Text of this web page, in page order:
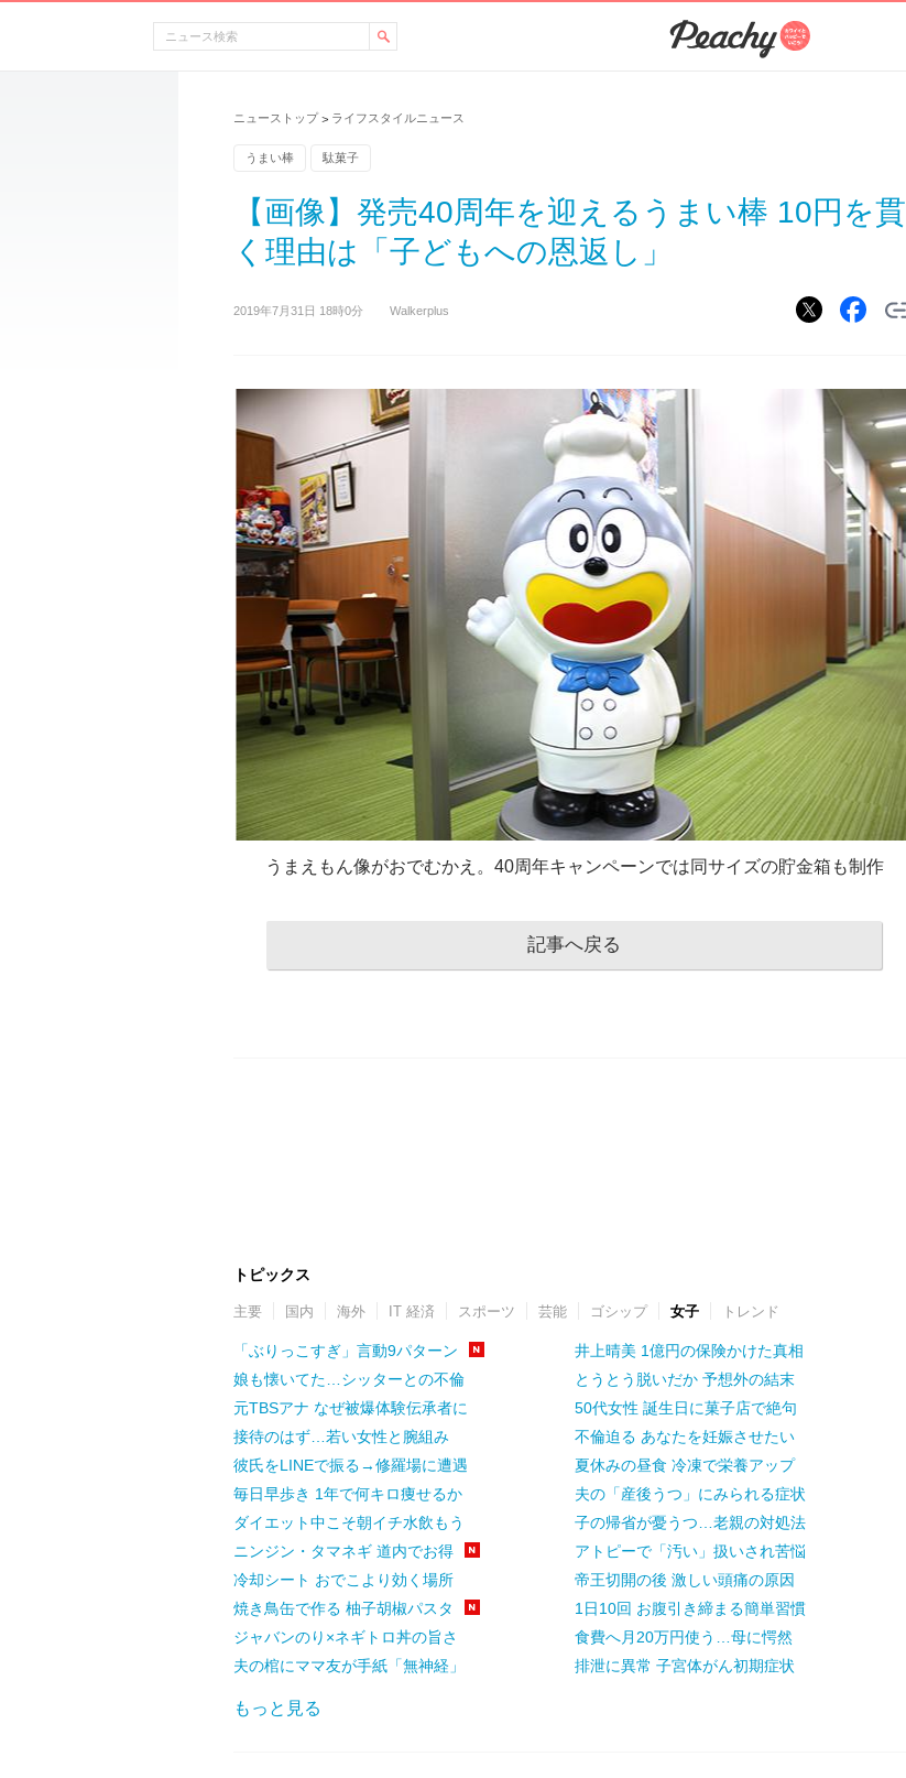
ニューストップ > ライフスタイルニュース
うまい棒 駄菓子
【画像】発売40周年を迎えるうまい棒 10円を貫
く理由は「子どもへの恩返し」
2019年7月31日 18時0分 Walkerplus
うまえもん像がおでむかえ。40周年キャンペーンでは同サイズの貯金箱も制作
記事へ戻る
トピックス
主要 国内 海外 IT 経済 スポーツ 芸能 ゴシップ 女子 トレンド
「ぶりっこすぎ」言動9パターン
娘も懐いてた…シッターとの不倫
元TBSアナ なぜ被爆体験伝承者に
接待のはず…若い女性と腕組み
彼氏をLINEで振る→修羅場に遭遇
毎日早歩き 1年で何キロ痩せるか
ダイエット中こそ朝イチ水飲もう
ニンジン・タマネギ 道内でお得
冷却シート おでこより効く場所
焼き鳥缶で作る 柚子胡椒パスタ
ジャバンのり×ネギトロ丼の旨さ
夫の棺にママ友が手紙「無神経」
井上晴美 1億円の保険かけた真相
とうとう脱いだか 予想外の結末
50代女性 誕生日に菓子店で絶句
不倫迫る あなたを妊娠させたい
夏休みの昼食 冷凍で栄養アップ
夫の「産後うつ」にみられる症状
子の帰省が憂うつ…老親の対処法
アトピーで「汚い」扱いされ苦悩
帝王切開の後 激しい頭痛の原因
1日10回 お腹引き締まる簡単習慣
食費へ月20万円使う…母に愕然
排泄に異常 子宮体がん初期症状
もっと見る